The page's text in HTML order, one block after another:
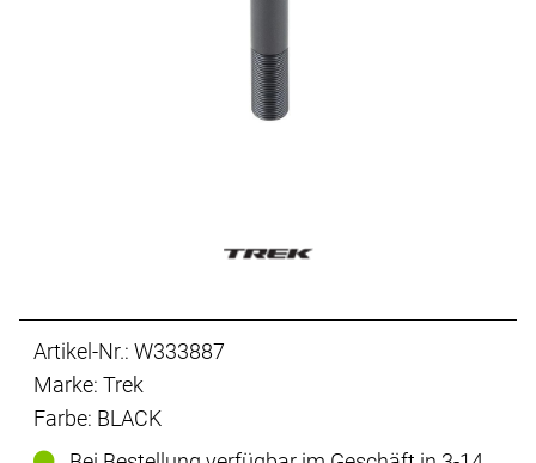
Artikel-Nr.: W333887
Marke: Trek
Farbe: BLACK